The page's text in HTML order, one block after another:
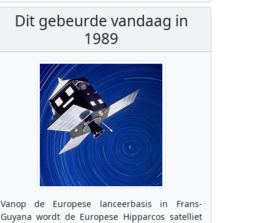
Dit gebeurde vandaag in
1989
Vanop de Europese lanceerbasis in Frans-
Guyana wordt de Europese Hipparcos satelliet